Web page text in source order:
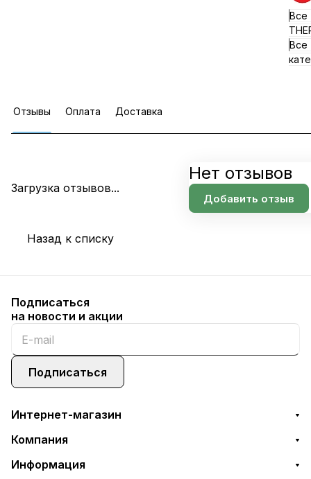
Все
Все
Отзывы Оплата Доставка
Загрузка отзывов...
Нет отзывов
Добавить отзыв
Назад к списку
Подписаться
на новости и акции
Подписаться
Интернет-магазин
Компания
Информация